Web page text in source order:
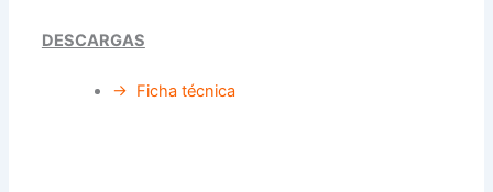
DESCARGAS
→ Ficha técnica